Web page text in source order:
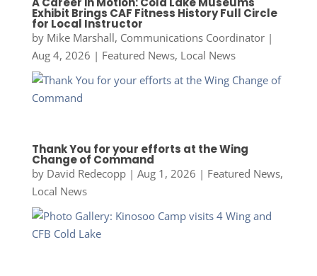
Exhibit Brings CAF Fitness History Full Circle
for Local Instructor
by Mike Marshall, Communications Coordinator|
Aug 4, 2026 | Featured News, Local News
Thank You for your efforts at the Wing
Change of Command
by David Redecopp| Aug 1, 2026 | Featured News,
Local News